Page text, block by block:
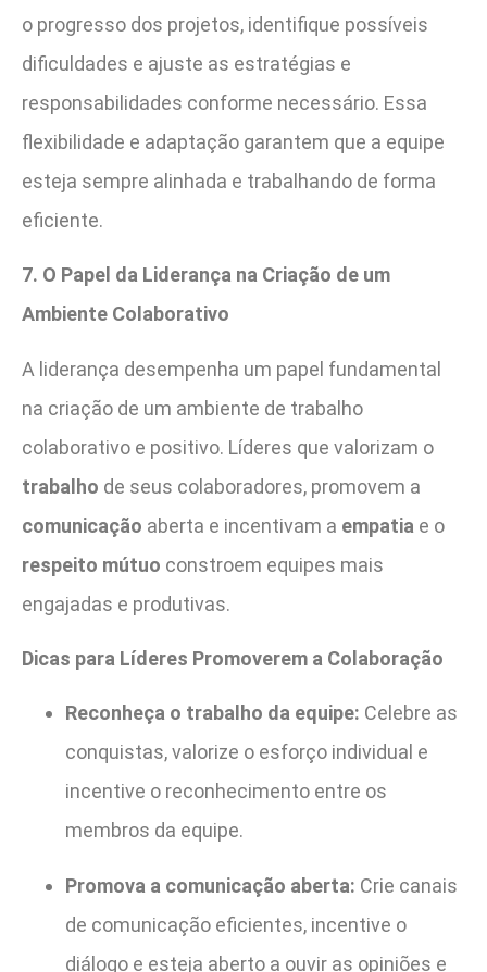
o progresso dos projetos, identifique possíveis
dificuldades e ajuste as estratégias e
responsabilidades conforme necessário. Essa
flexibilidade e adaptação garantem que a equipe
esteja sempre alinhada e trabalhando de forma
eficiente.
7. O Papel da Liderança na Criação de um
Ambiente Colaborativo
A liderança desempenha um papel fundamental
na criação de um ambiente de trabalho
colaborativo e positivo. Líderes que valorizam o
trabalho de seus colaboradores, promovem a
comunicação aberta e incentivam a empatia e o
respeito mútuo constroem equipes mais
engajadas e produtivas.
Dicas para Líderes Promoverem a Colaboração
Reconheça o trabalho da equipe: Celebre as
conquistas, valorize o esforço individual e
incentive o reconhecimento entre os
membros da equipe.
Promova a comunicação aberta: Crie canais
de comunicação eficientes, incentive o
diálogo e esteja aberto a ouvir as opiniões e